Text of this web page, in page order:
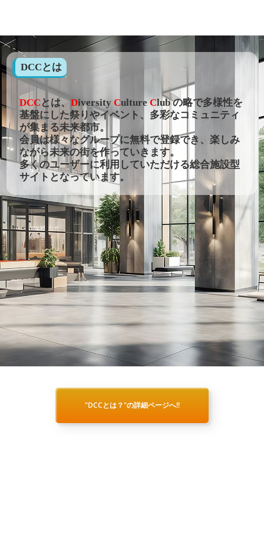
DCCとは
DCC とは、DiversityCultureClub の略で多様性を
基盤にした祭りやイベント、多彩なコミュニティ
が集まる未来都市。
会員は様々なグループに無料で登録でき、楽しみ
ながら未来の街を作っていきます。
多くのユーザーに利用していただける総合施設型
サイトとなっています。
"DCCとは？"の詳細ページへ!!